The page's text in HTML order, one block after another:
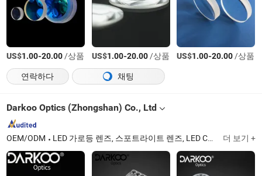
US$1.00-20.00/상품 US$1.00-20.00/상품 US$1.00-20.00/상품
연락하다
채팅
Darkoo Optics (Zhongshan) Co., Ltd
OEM/ODM LED 가로등 렌즈, 스포트라이트 렌즈, LED COB 렌즈, 광학 렌즈 금형, 평면 볼록 렌즈, PMMA 렌즈, 트랙 다운 라이트 반사경, 적외선 초점 렌즈, 스테이지 조명 렌즈, 단일 렌즈 더 보기 +